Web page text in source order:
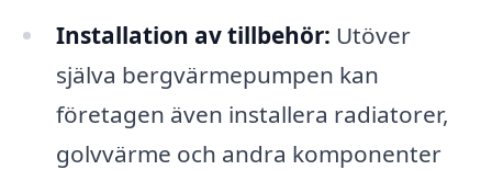
Installation av tillbehör: Utöver
själva bergvärmepumpen kan
företagen även installera radiatorer,
golvvärme och andra komponenter